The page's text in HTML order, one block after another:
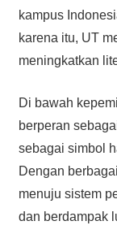
kampus
karena itu, UT
meningkatkan
Di bawah
berperan
sebagai simbol
Dengan
menuju sistem
dan berdampak